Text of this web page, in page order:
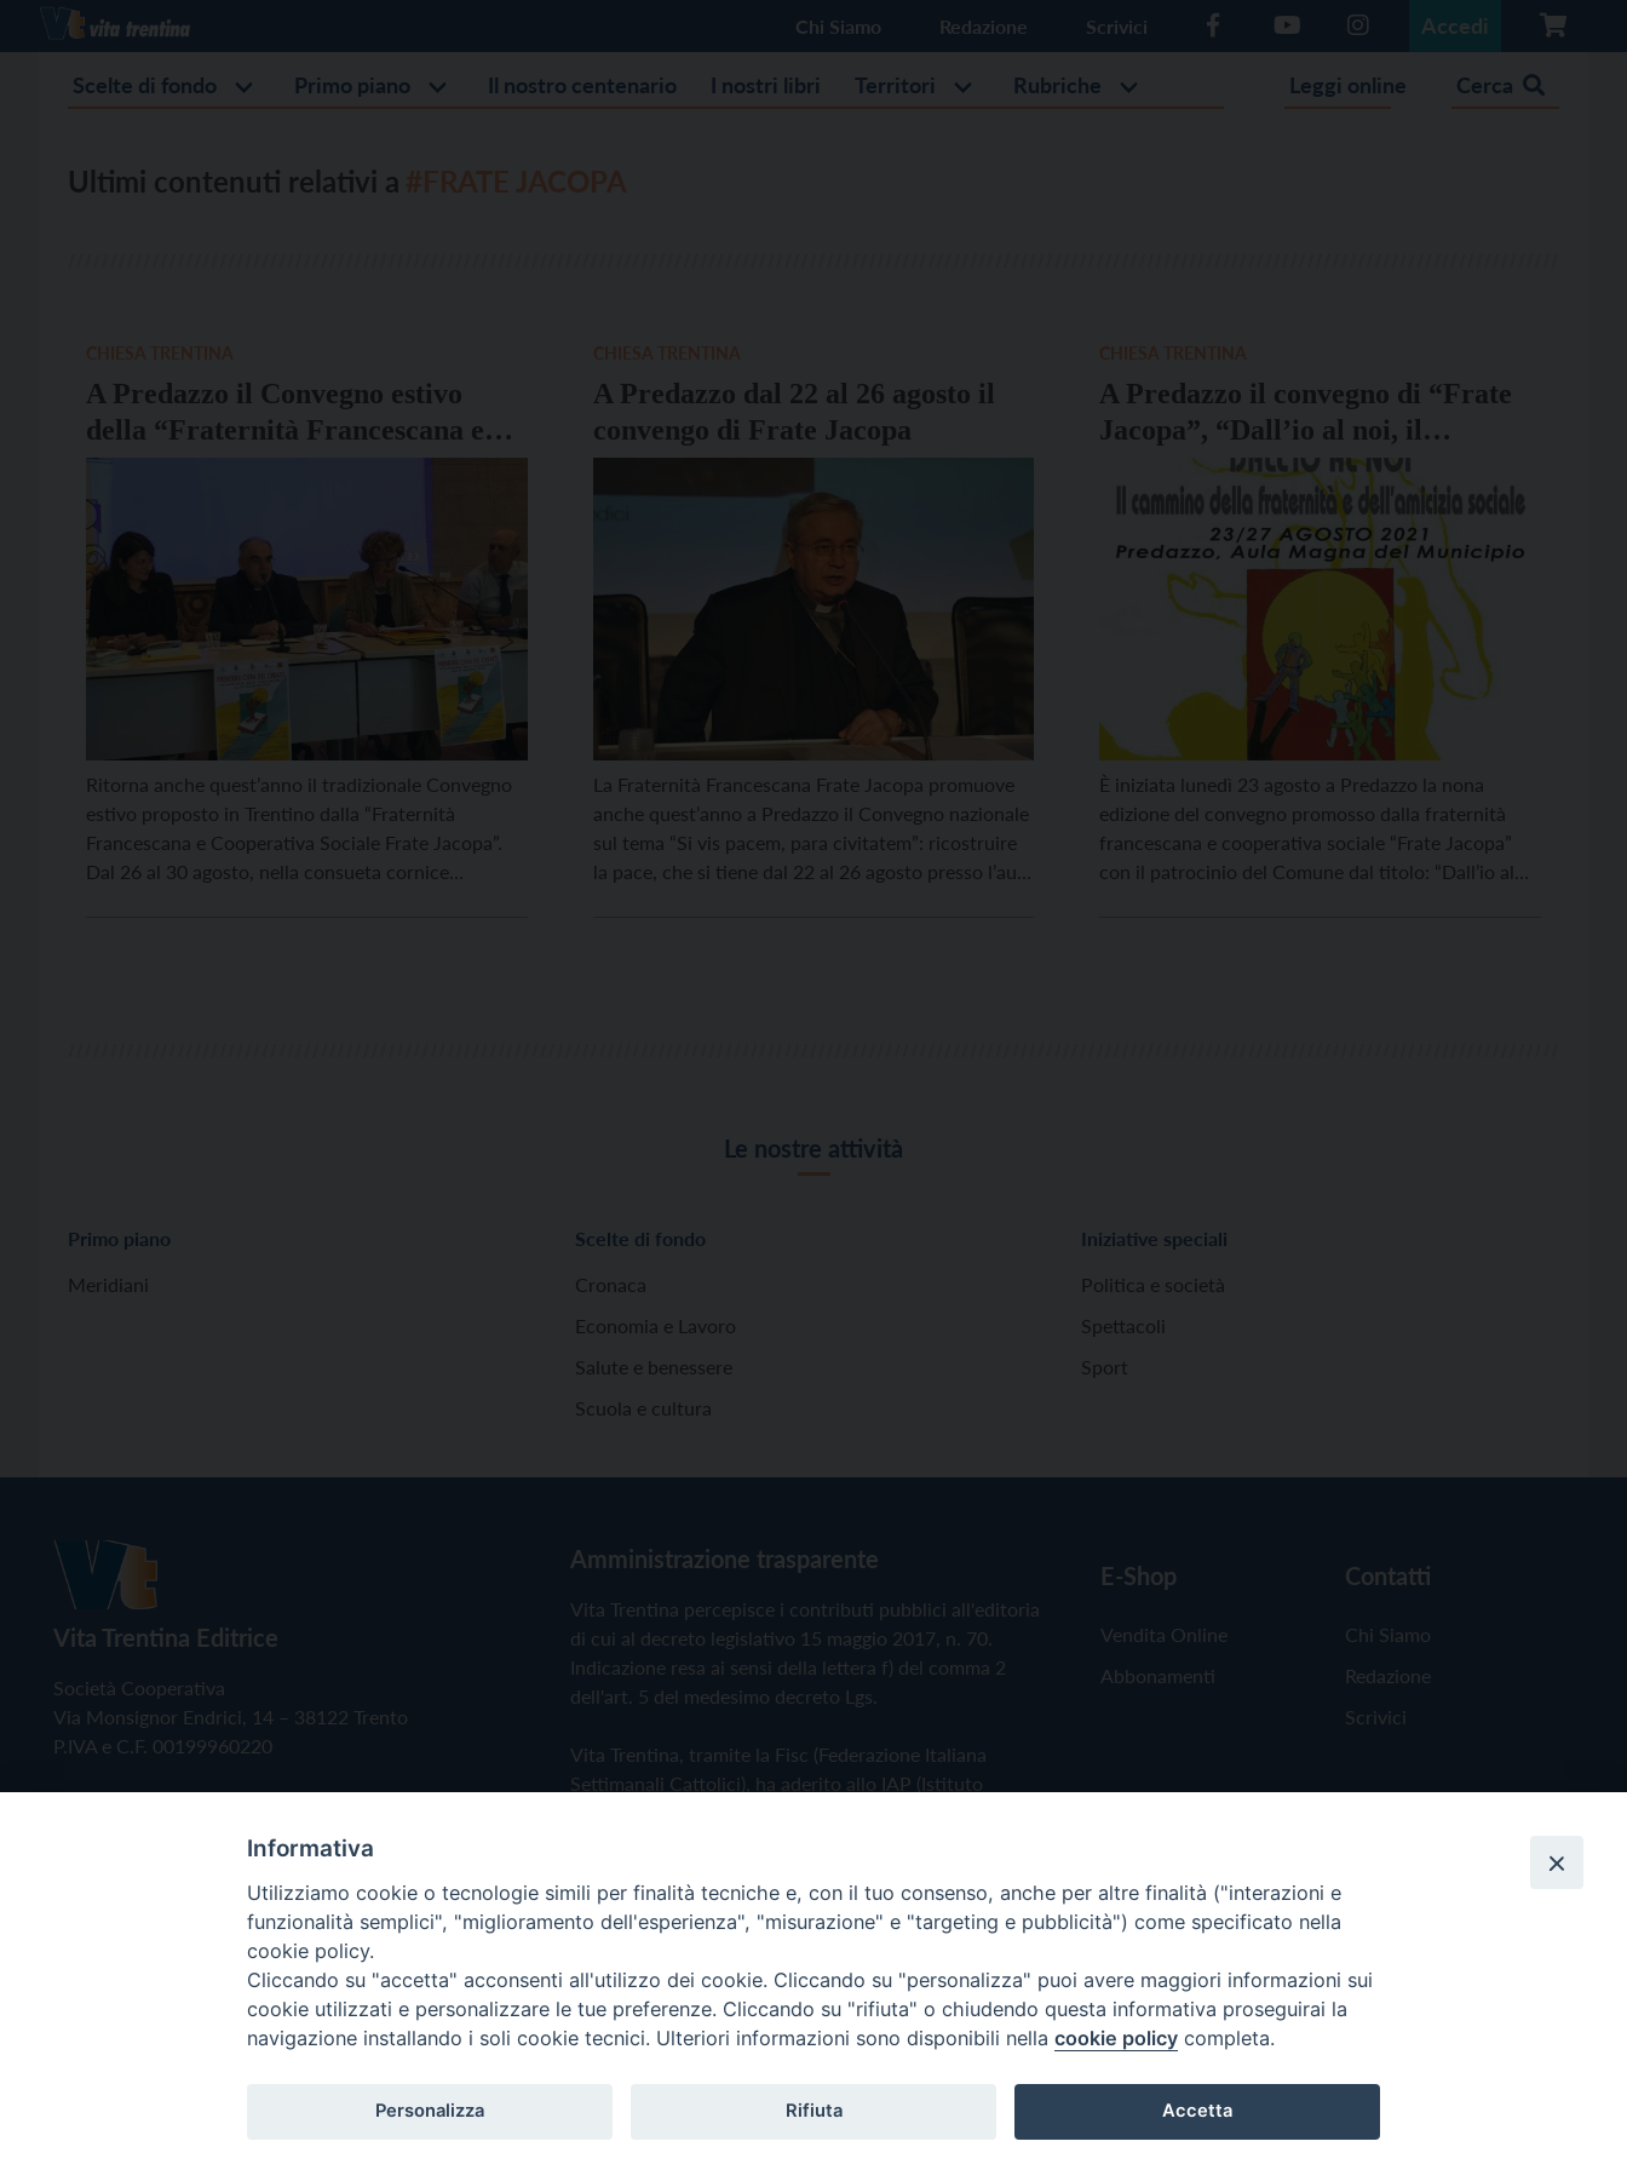
Chi Siamo Redazione Scrivici Accedi
Scelte di fondo Primo piano Il nostro centenario I nostri libri Territori Rubriche Leggi online Cerca
Ultimi contenuti relativi a
A Predazzo il Convegno estivo
della “Fraternità Francescana e
Cooperativa Sociale Frate Jacopa”
Ritorna anche quest’anno il tradizionale Convegno
estivo proposto in Trentino dalla “Fraternità
Francescana e Cooperativa Sociale Frate Jacopa”.
Dal 26 al 30 agosto, nella consueta cornice
A Predazzo dal 22 al 26 agosto il
convengo di Frate Jacopa
La Fraternità Francescana Frate Jacopa promuove
anche quest’anno a Predazzo il Convegno nazionale
sul tema “Si vis pacem, para civitatem”: ricostruire
la pace, che si tiene dal 22 al 26 agosto presso l’aula
A Predazzo il convegno di “Frate
Jacopa”, “Dall’io al noi, il
cammino della fraternità e
dell’amicizia sociale”
È iniziata lunedì 23 agosto a Predazzo la nona
edizione del convegno promosso dalla fraternità
francescana e cooperativa sociale “Frate Jacopa”
con il patrocinio del Comune dal titolo: “Dall’io al
Le nostre attività
Primo piano
Meridiani
Scelte di fondo
Cronaca
Economia e Lavoro
Salute e benessere
Scuola e cultura
Iniziative speciali
Politica e società
Spettacoli
Sport
Vita Trentina Editrice
Società Cooperativa
Via Monsignor Endrici, 14 – 38122 Trento
P.IVA e C.F. 00199960220
Amministrazione trasparente
Vita Trentina percepisce i contributi pubblici all'editoria
di cui al decreto legislativo 15 maggio 2017, n. 70.
Indicazione resa ai sensi della lettera f) del comma 2
dell'art. 5 del medesimo decreto Lgs.
Vita Trentina, tramite la Fisc (Federazione Italiana
Settimanali Cattolici), ha aderito allo IAP (Istituto
Privacy Policy Cookie Policy
E-Shop
Vendita Online
Abbonamenti
Contatti
Chi Siamo
Redazione
Scrivici
Copyright © 2019 - Tutti i diritti riservati - Vita Trentina Editrice
Informativa
Utilizziamo cookie o tecnologie simili per finalità tecniche e, con il tuo consenso, anche per altre finalità ("interazioni e
funzionalità semplici", "miglioramento dell'esperienza", "misurazione" e "targeting e pubblicità") come specificato nella
cookie policy.
Cliccando su "accetta" acconsenti all'utilizzo dei cookie. Cliccando su "personalizza" puoi avere maggiori informazioni sui
cookie utilizzati e personalizzare le tue preferenze. Cliccando su "rifiuta" o chiudendo questa informativa proseguirai la
navigazione installando i soli cookie tecnici. Ulteriori informazioni sono disponibili nella cookie policy completa.
Personalizza Rifiuta Accetta